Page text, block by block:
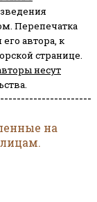
Перепечатка
автора, к
странице.
несут
на